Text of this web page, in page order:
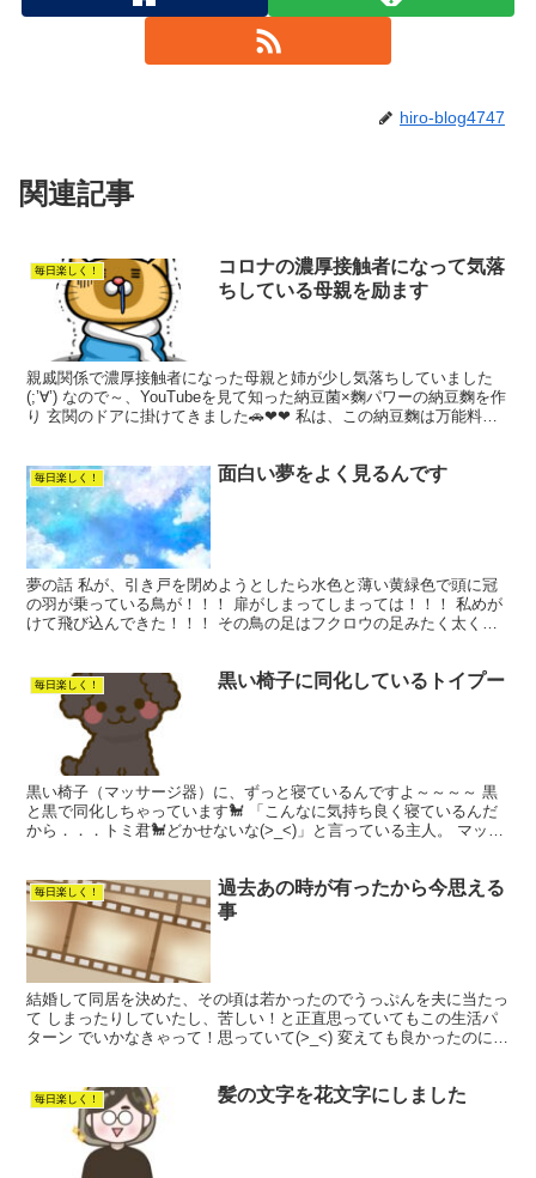
hiro-blog4747
関連記事
毎日楽しく！
コロナの濃厚接触者になって気落
ちしている母親を励ます
親戚関係で濃厚接触者になった母親と姉が少し気落ちしていました
(;’∀’) なので～、YouTubeを見て知った納豆菌×麴パワーの納豆麴を作
り 玄関のドアに掛けてきました🚗❤❤ 私は、この納豆麴は万能料理
毎日楽しく！ 面白い夢をよく見るんです
夢の話 私が、引き戸を閉めようとしたら水色と薄い黄緑色で頭に冠
の羽が乗っている鳥が！！！ 扉がしまってしまっては！！！ 私めが
けて飛び込んできた！！！ その鳥の足はフクロウの足みたく太くて
毎日楽しく！ 黒い椅子に同化しているトイプー
黒い椅子（マッサージ器）に、ずっと寝ているんですよ～～～～ 黒
と黒で同化しちゃっています🐩 「こんなに気持ち良く寝ているんだ
から．．．トミ君🐩どかせないな(>_<)」と言っている主人。 マッサ
毎日楽しく！
過去あの時が有ったから今思える
事
結婚して同居を決めた、その頃は若かったのでうっぷんを夫に当たっ
て しまったりしていたし、苦しい！と正直思っていてもこの生活パ
ターン でいかなきゃって！思っていて(>_<) 変えても良かったのにな
毎日楽しく！ 髪の文字を花文字にしました